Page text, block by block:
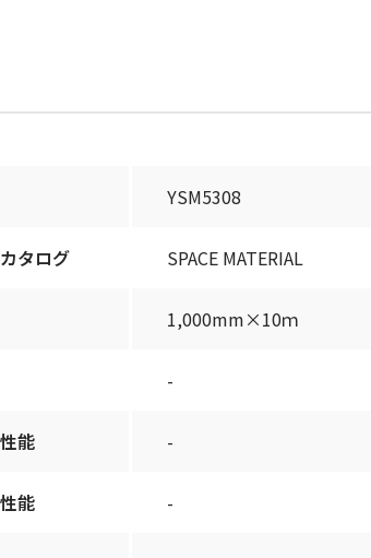
YSM5308
タログ SPACE MATERIAL
1,000mm×10ｍ
-
能 -
能 -